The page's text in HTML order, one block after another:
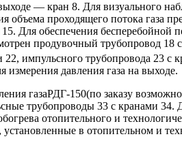
— кран 8. Для визуального
проходящего потока газа
Для обеспечения бесперебойной
продувочный трубопровод
импульсного трубопровода 23 с
давления газа на выходе.
газаРДГ-150(по заказу
трубопроводы 33 с кранами 34.
отопительного и
в отопительном и